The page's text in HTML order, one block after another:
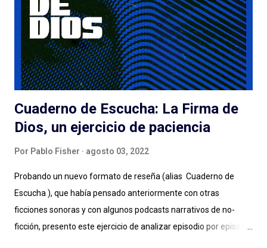
suficientes o no para disparar montones de escuchas iniciales
de una serie que... tarda en arrancar. La pasé bien escuchando
los episodios entre el tercero/cuarto y el octavo/noveno pero
e...
Cuaderno de Escucha: La Firma de
Dios, un ejercicio de paciencia
Por Pablo Fisher agosto 03, 2022
Probando un nuevo formato de reseña (alias Cuaderno de
Escucha ), que había pensado anteriormente con otras
ficciones sonoras y con algunos podcasts narrativos de no-
ficción, presento este ejercicio de analizar episodio por episodio